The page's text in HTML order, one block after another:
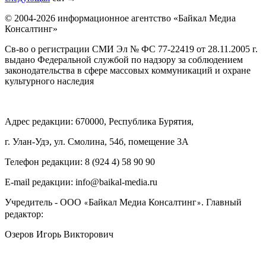
© 2004-2026 информационное агентство «Байкал Медиа
Консалтинг»
Св-во о регистрации СМИ Эл № ФС 77-22419 от 28.11.2005 г.
выдано Федеральной службой по надзору за соблюдением
законодательства в сфере массовых коммуникаций и охране
культурного наследия
Адрес редакции: 670000, Республика Бурятия,
г. Улан-Удэ, ул. Смолина, 54б, помещение 3А
Телефон редакции: ‎‎8 (924 4) 58 90 90
E-mail редакции: info@baikal-media.ru
Учредитель - ООО «Байкал Медиа Консалтинг». Главный
редактор:
Озеров Игорь Викторович